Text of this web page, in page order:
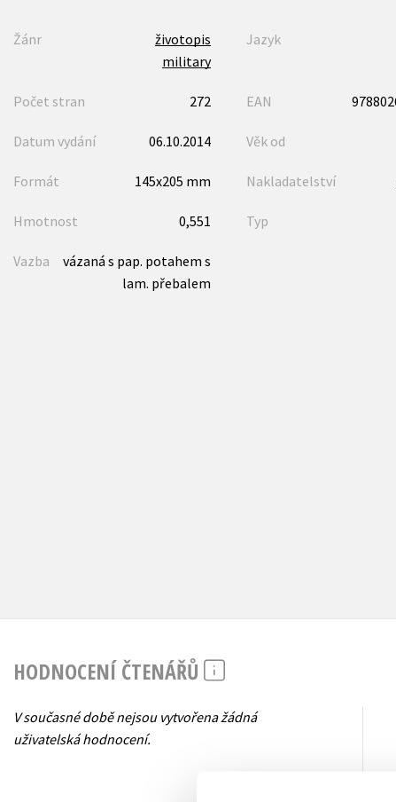
Žánr
životopis
military
Jazyk
Počet stran 272 EAN
Datum vydání 06.10.2014 Věk od
Formát 145x205 mm Nakladatelství
Hmotnost 0,551 Typ
Vazba
vázaná s pap. potahem s
lam. přebalem
HODNOCENÍ ČTENÁŘŮ
V současné době nejsou vytvořena žádná
uživatelská hodnocení.